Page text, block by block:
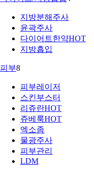
지방분해주사
윤곽주사
다이어트한약HOT
지방흡입
피부8
피부레이저
스킨부스터
리쥬란HOT
쥬베룩HOT
엑소좀
물광주사
피부관리
LDM